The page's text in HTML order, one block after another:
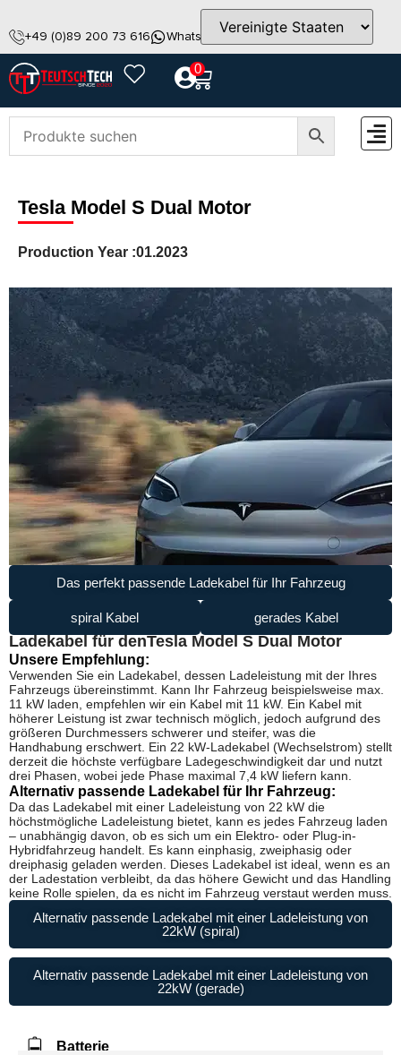
+49 (0)89 200 73 616 WhatsApp info@teutschtech.com
0
Tesla Model S Dual Motor
Production Year :01.2023
Das perfekt passende Ladekabel für Ihr Fahrzeug
spiral Kabel gerades Kabel
Ladekabel für denTesla Model S Dual Motor
Unsere Empfehlung:
Verwenden Sie ein Ladekabel, dessen Ladeleistung mit der Ihres
Fahrzeugs übereinstimmt. Kann Ihr Fahrzeug beispielsweise max.
11 kW laden, empfehlen wir ein Kabel mit 11 kW. Ein Kabel mit
höherer Leistung ist zwar technisch möglich, jedoch aufgrund des
größeren Durchmessers schwerer und steifer, was die
Handhabung erschwert. Ein 22 kW-Ladekabel (Wechselstrom) stellt
derzeit die höchste verfügbare Ladegeschwindigkeit dar und nutzt
drei Phasen, wobei jede Phase maximal 7,4 kW liefern kann.
Alternativ passende Ladekabel für Ihr Fahrzeug:
Da das Ladekabel mit einer Ladeleistung von 22 kW die
höchstmögliche Ladeleistung bietet, kann es jedes Fahrzeug laden
– unabhängig davon, ob es sich um ein Elektro- oder Plug-in-
Hybridfahrzeug handelt. Es kann einphasig, zweiphasig oder
dreiphasig geladen werden. Dieses Ladekabel ist ideal, wenn es an
der Ladestation verbleibt, da das höhere Gewicht und das Handling
keine Rolle spielen, da es nicht im Fahrzeug verstaut werden muss.
Alternativ passende Ladekabel mit einer Ladeleistung von
22kW (spiral)
Alternativ passende Ladekabel mit einer Ladeleistung von
22kW (gerade)
Batterie